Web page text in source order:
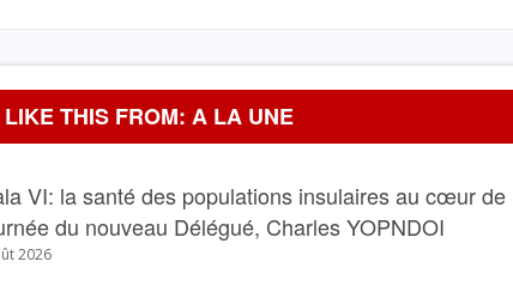
THIS FROM: A LA UNE
VI: la santé des populations insulaires au cœur de
du nouveau Délégué, Charles YOPNDOI
2026